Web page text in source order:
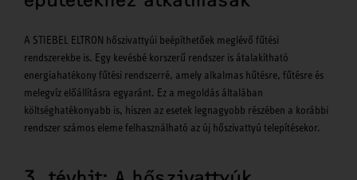
A STIEBEL ELTRON hőszivattyúi beépíthetőek meglévő fűtési
rendszerekbe is. Egy kevésbé korszerű rendszer is átalakítható
energiahatékony fűtési rendszerré, amely alkalmas hűtésre, fűtésre és
melegvíz előállításra egyaránt. Ez a megoldás általában
költséghatékonyabb is, hiszen az esetek legnagyobb részében a korábbi
rendszer számos eleme felhasználható az új hőszivattyú telepítésekor.